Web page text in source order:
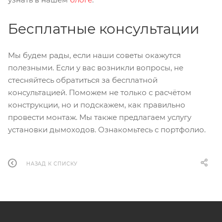
Бесплатные консультации
Мы будем рады, если наши советы окажутся
полезными. Если у вас возникли вопросы, не
стесняйтесь обратиться за бесплатной
консультацией. Поможем не только с расчётом
конструкции, но и подскажем, как правильно
провести монтаж. Мы также предлагаем услугу
установки дымоходов. Ознакомьтесь с портфолио.
НАЗАД К СПИСКУ